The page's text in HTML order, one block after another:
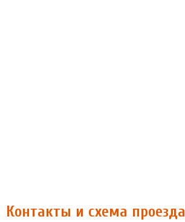
Контакты и схема проезда